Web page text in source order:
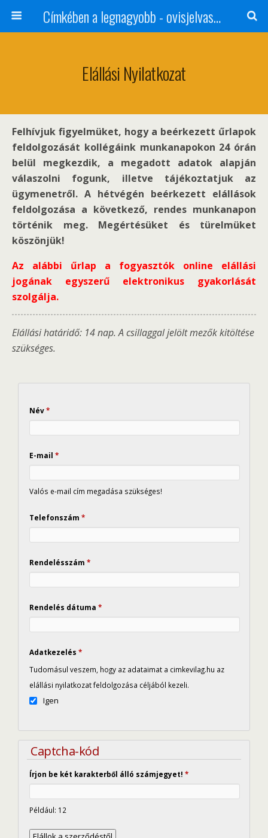
Címkében a legnagyobb - ovisjelvasarlas.hu
Elállási Nyilatkozat
Felhívjuk figyelmüket, hogy a beérkezett űrlapok
feldolgozását kollégáink munkanapokon 24 órán
belül megkezdik, a megadott adatok alapján
válaszolni fogunk, illetve tájékoztatjuk az
ügymenetről. A hétvégén beérkezett elállások
feldolgozása a következő, rendes munkanapon
történik meg. Megértésüket és türelmüket
köszönjük!
Az alábbi űrlap a fogyasztók online elállási
jogának egyszerű elektronikus gyakorlását
szolgálja.
Elállási határidő: 14 nap. A csillaggal jelölt mezők kitöltése
szükséges.
Név*
E-mail *
Valós e-mail cím megadása szükséges!
Telefonszám *
Rendelésszám *
Rendelés dátuma *
Adatkezelés *
Tudomásul veszem, hogy az adataimat a cimkevilag.hu az
elállási nyilatkozat feldolgozása céljából kezeli.
Igen
Captcha-kód
Írjon be két karakterből álló számjegyet! *
Például: 12